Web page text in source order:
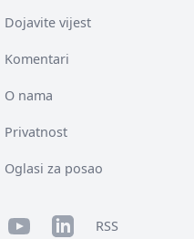
Dojavite vijest
Komentari
O nama
Privatnost
Oglasi za posao
YouTubeLinkedInRSS